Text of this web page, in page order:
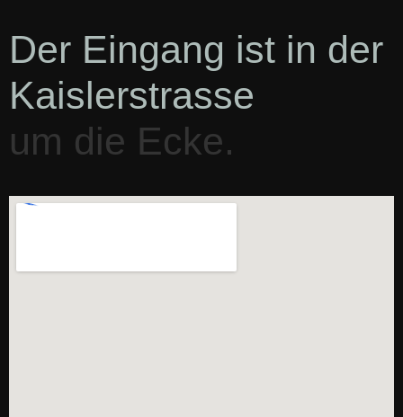
Der Eingang ist in der
Kaislerstrasse
um die Ecke.